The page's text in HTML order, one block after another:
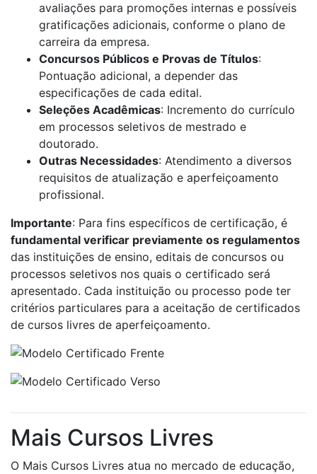
avaliações para promoções internas e possíveis
gratificações adicionais, conforme o plano de
carreira da empresa.
Concursos Públicos e Provas de Títulos:
Pontuação adicional, a depender das
especificações de cada edital.
Seleções Acadêmicas: Incremento do currículo
em processos seletivos de mestrado e
doutorado.
Outras Necessidades: Atendimento a diversos
requisitos de atualização e aperfeiçoamento
profissional.
Importante: Para fins específicos de certificação, é
fundamental verificar previamente os regulamentos
das instituições de ensino, editais de concursos ou
processos seletivos nos quais o certificado será
apresentado. Cada instituição ou processo pode ter
critérios particulares para a aceitação de certificados
de cursos livres de aperfeiçoamento.
Mais Cursos Livres
O Mais Cursos Livres atua no mercado de educação,